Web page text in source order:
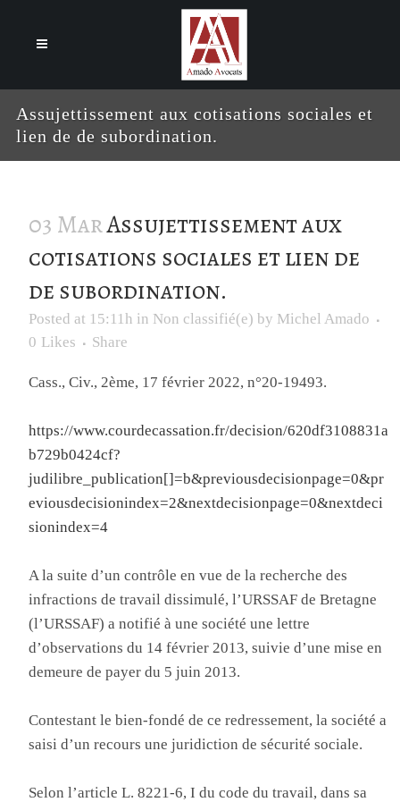
Assujettissement aux cotisations sociales et
lien de de subordination.
03 MarAssujettissement aux
cotisations sociales et lien de
de subordination.
Posted at 15:11h in Non classifié(e) by Michel Amado
0 Likes Share
Cass., Civ., 2ème, 17 février 2022, n°20-19493.
https://www.courdecassation.fr/decision/620df3108831a
b729b0424cf?
judilibre_publication[]=b&previousdecisionpage=0&pr
eviousdecisionindex=2&nextdecisionpage=0&nextdeci
sionindex=4
A la suite d’un contrôle en vue de la recherche des
infractions de travail dissimulé, l’URSSAF de Bretagne
(l’URSSAF) a notifié à une société une lettre
d’observations du 14 février 2013, suivie d’une mise en
demeure de payer du 5 juin 2013.
Contestant le bien-fondé de ce redressement, la société a
saisi d’un recours une juridiction de sécurité sociale.
Selon l’article L. 8221-6, I du code du travail, dans sa